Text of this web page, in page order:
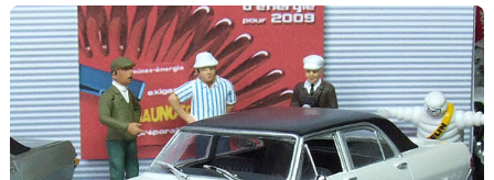
Services
Forum
Moto